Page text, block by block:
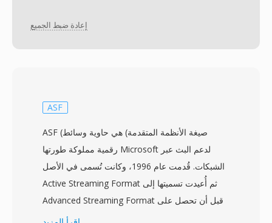
إعادة ضبط الجميع
ASF
ASF (صيغة الأنظمة المتقدمة) هي حاوية وسائط
رقمية مملوكة طورتها Microsoft لدعم البث عبر
الشبكات. قُدمت عام 1996، وكانت تُسمى في الأصل
Active Streaming Format ثم أُعيدت تسميتها إلى
Advanced Streaming Format قبل أن تحصل على
اسمها الحالي. تعمل ASF كحاوية أساسية لمحتوى